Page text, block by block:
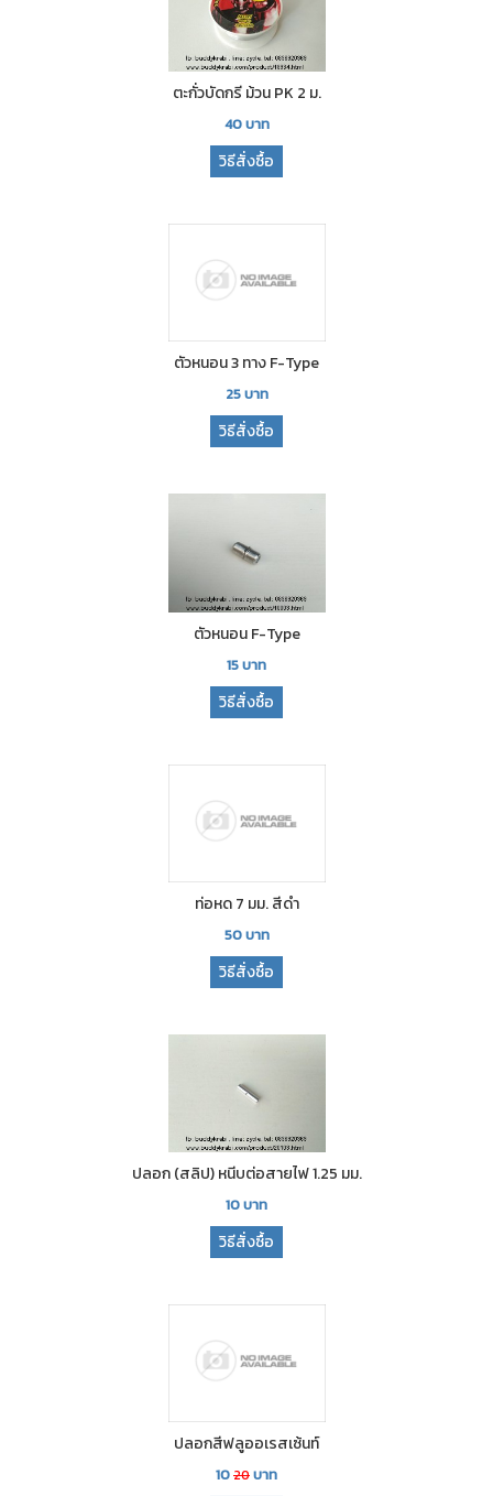
ตะกั่วบัดกรี ม้วน PK 2 ม.
40บาท
วิธีสั่งซื้อ
ตัวหนอน 3 ทาง F-Type
25บาท
วิธีสั่งซื้อ
ตัวหนอน F-Type
15บาท
วิธีสั่งซื้อ
ท่อหด 7 มม. สีดำ
50บาท
วิธีสั่งซื้อ
ปลอก (สลิป) หนีบต่อสายไฟ 1.25 มม.
10บาท
วิธีสั่งซื้อ
ปลอกสีฟลูออเรสเซ้นท์
1020บาท